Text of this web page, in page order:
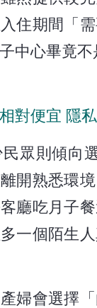
住期間「
中心畢竟
對便宜 隱
眾則傾向
開熟悉環
廳吃月子
一個陌生
婦會選擇